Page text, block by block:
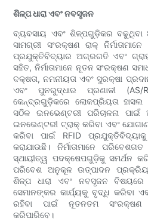
ଶିଳ୍ପ ଧାରା ଏବଂ ନବସୃଜନ
ବ୍ୟବସାୟ ଏବଂ ଶିଳ୍ପଗୁଡ଼ିକର
ସାମଗ୍ରୀ ସଂରକ୍ଷଣ ରାକ୍
ପ୍ରଯୁକ୍ତିବିଦ୍ୟାର ଅଗ୍ରଗତି ଏବଂ
ସହିତ, ନିର୍ମାତାମାନେ ନୂତନ ସଂରକ୍ଷଣ
ଦକ୍ଷତା, ନମନୀୟତା ଏବଂ ସୁରକ୍ଷା
ଏବଂ ପୁନରୁଦ୍ଧାର ପ୍ରଣାଳୀ
କେନ୍ଦ୍ରଗୁଡ଼ିକରେ ଲୋକପ୍ରିୟତା
ସଠିକ ଇନଭେଣ୍ଟରୀ ପରିଚାଳନା
ଇନଭେଣ୍ଟରୀ ଟ୍ରାକ୍ କରିବା ଏବଂ
କରିବା ପାଇଁ RFID
କରାଯାଉଛି। ନିର୍ମାତାମାନେ
ସ୍ଥାୟୀତ୍ୱ ପଦକ୍ଷେପଗୁଡ଼ିକୁ ସମର୍ଥନ
ପରିବେଶ ଅନୁକୂଳ ଉତ୍ପାଦନ
ଶିଳ୍ପ ଧାରା ଏବଂ ନବସୃଜନ
ସେମାନଙ୍କର କାର୍ଯ୍ୟକୁ ବୃଦ୍ଧି କରିବା
ରହିବା ପାଇଁ ନୂତନତମ
କରିପାରିବେ।